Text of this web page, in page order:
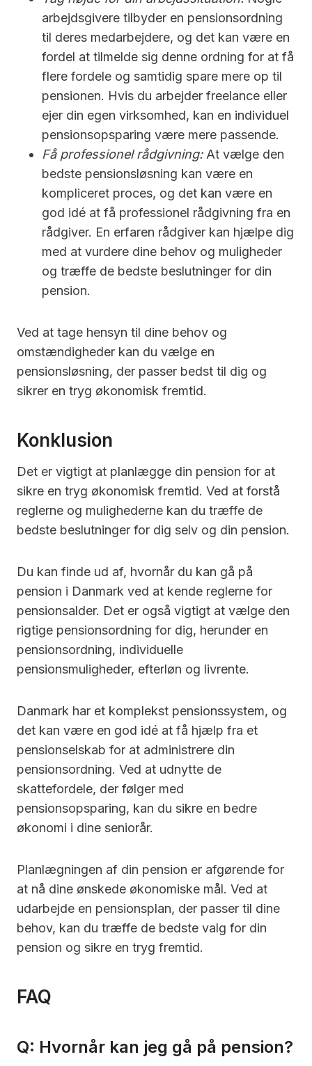
arbejdsgivere tilbyder en pensionsordning
til deres medarbejdere, og det kan være en
fordel at tilmelde sig denne ordning for at få
flere fordele og samtidig spare mere op til
pensionen. Hvis du arbejder freelance eller
ejer din egen virksomhed, kan en individuel
pensionsopsparing være mere passende.
Få professionel rådgivning:At vælge den
bedste pensionsløsning kan være en
kompliceret proces, og det kan være en
god idé at få professionel rådgivning fra en
rådgiver. En erfaren rådgiver kan hjælpe dig
med at vurdere dine behov og muligheder
og træffe de bedste beslutninger for din
pension.
Ved at tage hensyn til dine behov og
omstændigheder kan du vælge en
pensionsløsning, der passer bedst til dig og
sikrer en tryg økonomisk fremtid.
Konklusion
Det er vigtigt at planlægge din pension for at
sikre en tryg økonomisk fremtid. Ved at forstå
reglerne og mulighederne kan du træffe de
bedste beslutninger for dig selv og din pension.
Du kan finde ud af, hvornår du kan gå på
pension i Danmark ved at kende reglerne for
pensionsalder. Det er også vigtigt at vælge den
rigtige pensionsordning for dig, herunder en
pensionsordning, individuelle
pensionsmuligheder, efterløn og livrente.
Danmark har et komplekst pensionssystem, og
det kan være en god idé at få hjælp fra et
pensionselskab for at administrere din
pensionsordning. Ved at udnytte de
skattefordele, der følger med
pensionsopsparing, kan du sikre en bedre
økonomi i dine seniorår.
Planlægningen af din pension er afgørende for
at nå dine ønskede økonomiske mål. Ved at
udarbejde en pensionsplan, der passer til dine
behov, kan du træffe de bedste valg for din
pension og sikre en tryg fremtid.
FAQ
Q: Hvornår kan jeg gå på pension?